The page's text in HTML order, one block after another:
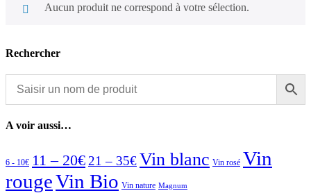
Aucun produit ne correspond à votre sélection.
Rechercher
A voir aussi…
6 - 10€ 11 – 20€ 21 – 35€Vin blanc Vin rosé Vin
rougeVin Bio Vin nature Magnum